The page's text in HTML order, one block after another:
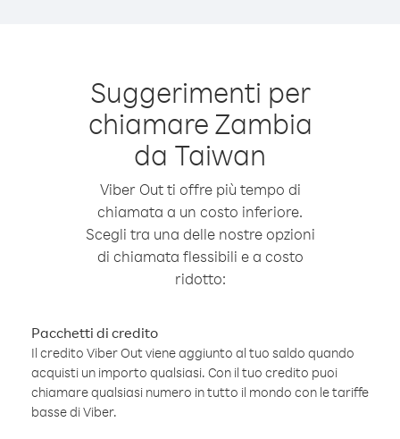
Suggerimenti per
chiamare Zambia
da Taiwan
Viber Out ti offre più tempo di
chiamata a un costo inferiore.
Scegli tra una delle nostre opzioni
di chiamata flessibili e a costo
ridotto:
Pacchetti di credito
Il credito Viber Out viene aggiunto al tuo saldo quando
acquisti un importo qualsiasi. Con il tuo credito puoi
chiamare qualsiasi numero in tutto il mondo con le tariffe
basse di Viber.